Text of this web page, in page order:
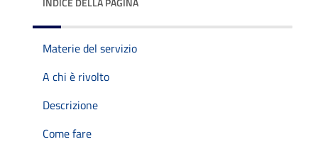
Materie del servizio
A chi è rivolto
Descrizione
Come fare